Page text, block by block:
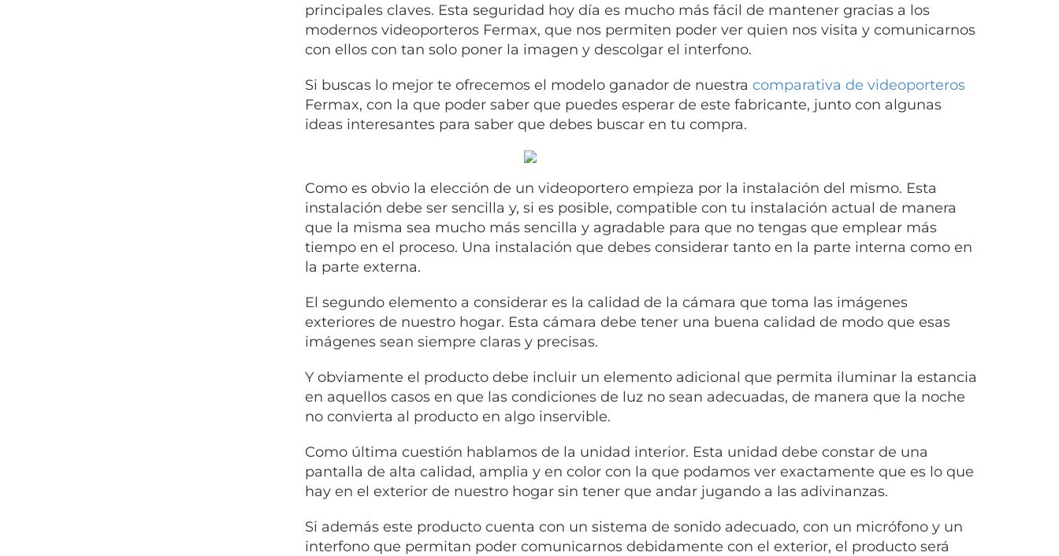
principales claves. Esta seguridad hoy día es mucho más fácil de mantener gracias a los
modernos videoporteros Fermax, que nos permiten poder ver quien nos visita y comunicarnos
con ellos con tan solo poner la imagen y descolgar el interfono.
Si buscas lo mejor te ofrecemos el modelo ganador de nuestra comparativa de videoporteros
Fermax, con la que poder saber que puedes esperar de este fabricante, junto con algunas
ideas interesantes para saber que debes buscar en tu compra.
Como es obvio la elección de un videoportero empieza por la instalación del mismo. Esta
instalación debe ser sencilla y, si es posible, compatible con tu instalación actual de manera
que la misma sea mucho más sencilla y agradable para que no tengas que emplear más
tiempo en el proceso. Una instalación que debes considerar tanto en la parte interna como en
la parte externa.
El segundo elemento a considerar es la calidad de la cámara que toma las imágenes
exteriores de nuestro hogar. Esta cámara debe tener una buena calidad de modo que esas
imágenes sean siempre claras y precisas.
Y obviamente el producto debe incluir un elemento adicional que permita iluminar la estancia
en aquellos casos en que las condiciones de luz no sean adecuadas, de manera que la noche
no convierta al producto en algo inservible.
Como última cuestión hablamos de la unidad interior. Esta unidad debe constar de una
pantalla de alta calidad, amplia y en color con la que podamos ver exactamente que es lo que
hay en el exterior de nuestro hogar sin tener que andar jugando a las adivinanzas.
Si además este producto cuenta con un sistema de sonido adecuado, con un micrófono y un
interfono que permitan poder comunicarnos debidamente con el exterior, el producto será